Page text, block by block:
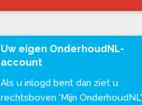
Uw eigen OnderhoudNL-
account
Als u inlogd bent dan ziet u
rechtsboven 'Mijn OnderhoudNL'